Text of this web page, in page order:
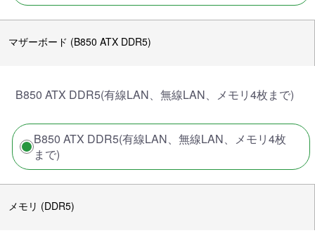
マザーボード (B850 ATX DDR5)
B850 ATX DDR5(有線LAN、無線LAN、メモリ4枚まで)
B850 ATX DDR5(有線LAN、無線LAN、メモリ4枚
まで)
メモリ (DDR5)